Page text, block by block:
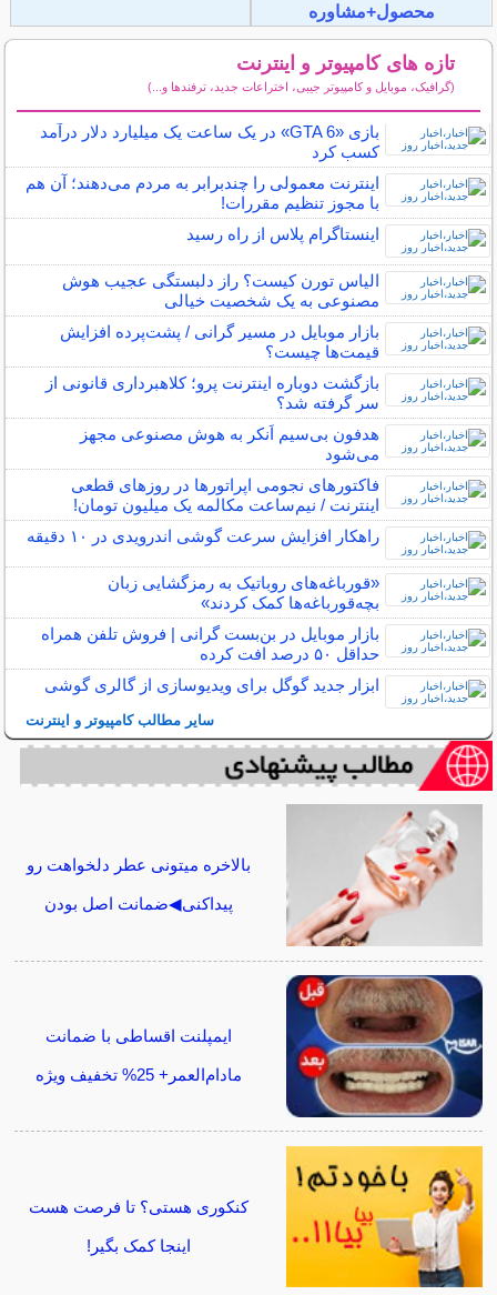
محصول+مشاوره
تازه های کامپیوتر و اینترنت
(گرافیک، موبایل و کامپیوتر جیبی، اختراعات جدید، ترفندها و...)
بازی «GTA 6» در یک ساعت یک میلیارد دلار درآمد
کسب کرد
اینترنت معمولی را چندبرابر به مردم می‌دهند؛ آن هم
با مجوز تنظیم مقررات!
اینستاگرام پلاس از راه رسید
الیاس تورن کیست؟ راز دلبستگی عجیب هوش
مصنوعی به یک شخصیت خیالی
بازار موبایل در مسیر گرانی / پشت‌پرده افزایش
قیمت‌ها چیست؟
بازگشت دوباره اینترنت پرو؛ کلاهبرداری قانونی از
سر گرفته شد؟
هدفون بی‌سیم اَنکر به هوش مصنوعی مجهز
می‌شود
فاکتورهای نجومی اپراتورها در روزهای قطعی
اینترنت / نیم‌ساعت مکالمه یک میلیون تومان!
راهکار افزایش سرعت گوشی اندرویدی در ۱۰ دقیقه
«قورباغه‌های روباتیک به رمزگشایی زبان
بچه‌قورباغه‌ها کمک کردند»
بازار موبایل در بن‌بست گرانی | فروش تلفن همراه
حداقل ۵۰ درصد افت کرده
ابزار جدید گوگل برای ویدیوسازی از گالری گوشی
سایر مطالب کامپیوتر و اینترنت
بالاخره میتونی عطر دلخواهت رو
پیداکنی◀ضمانت اصل بودن
ایمپلنت اقساطی با ضمانت
مادام‌العمر+ 25% تخفیف ویژه
کنکوری هستی؟ تا فرصت هست
اینجا کمک بگیر!